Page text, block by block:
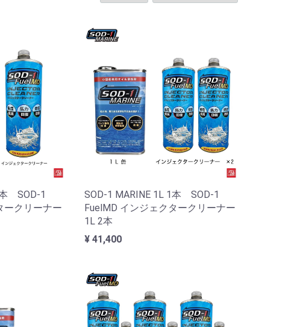
SOD-1
ークリーナー
SOD-1 MARINE 1L 1本 SOD-1
FuelMD インジェクタークリーナー
1L 2本
¥ 41,400